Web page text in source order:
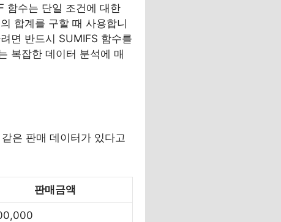
함수는 단일 조건에 대한
합계를 구할 때 사용합니
면 반드시 SUMIFS 함수를
복잡한 데이터 분석에 매
은 판매 데이터가 있다고
판매금액